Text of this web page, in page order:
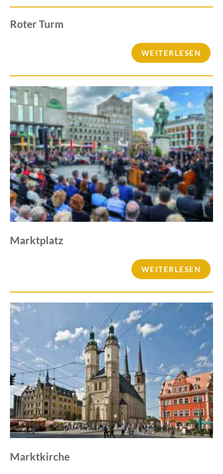
Roter Turm
WEITERLESEN
Marktplatz
WEITERLESEN
Marktkirche